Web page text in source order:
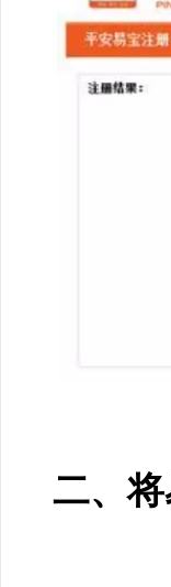
二、